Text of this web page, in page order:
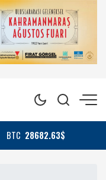
BTC 28682.63$